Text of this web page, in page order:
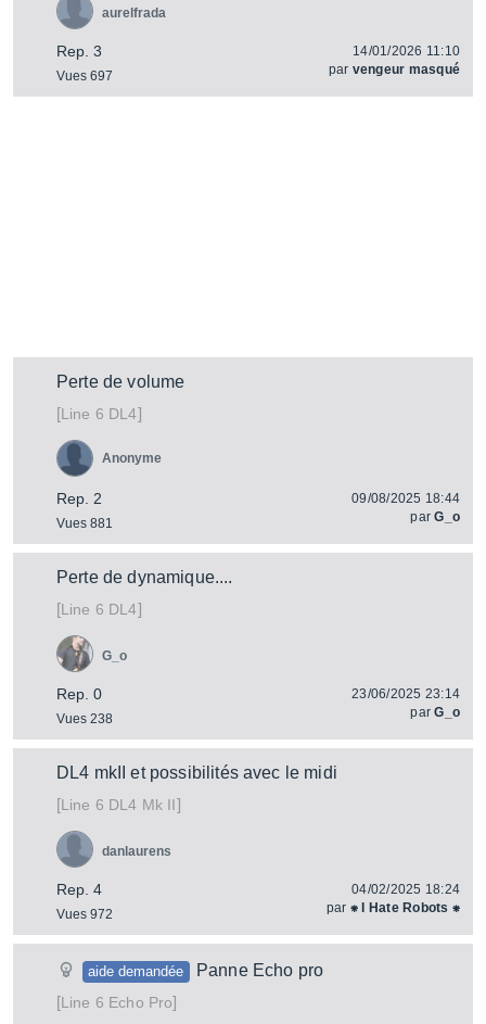
Rep. 3
Vues 697
aurelfrada
14/01/2026 11:10
par vengeur masqué
Perte de volume
[Line 6 DL4]
Rep. 2
Vues 881
Anonyme
09/08/2025 18:44
parG_o
Perte de dynamique....
[Line 6 DL4]
Rep. 0
Vues 238
G_o
23/06/2025 23:14
parG_o
DL4 mkII et possibilités avec le midi
[Line 6 DL4 Mk II]
Rep. 4
Vues 972
danlaurens
04/02/2025 18:24
par ⁕ I Hate Robots ⁕
aide demandée
Panne Echo pro
[Line 6 Echo Pro]